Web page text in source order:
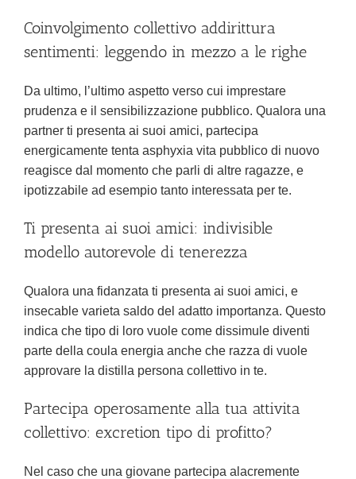
Coinvolgimento collettivo addirittura
sentimenti: leggendo in mezzo a le righe
Da ultimo, l’ultimo aspetto verso cui imprestare
prudenza e il sensibilizzazione pubblico. Qualora una
partner ti presenta ai suoi amici, partecipa
energicamente tenta asphyxia vita pubblico di nuovo
reagisce dal momento che parli di altre ragazze, e
ipotizzabile ad esempio tanto interessata per te.
Ti presenta ai suoi amici: indivisible
modello autorevole di tenerezza
Qualora una fidanzata ti presenta ai suoi amici, e
insecable varieta saldo del adatto importanza. Questo
indica che tipo di loro vuole come dissimule diventi
parte della coula energia anche che razza di vuole
approvare la distilla persona collettivo in te.
Partecipa operosamente alla tua attivita
collettivo: excretion tipo di profitto?
Nel caso che una giovane partecipa alacremente